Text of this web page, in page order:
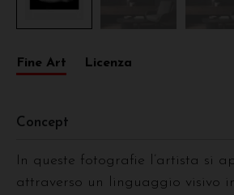
Fine Art Licenza
Concept
In queste fotografie l’artista si
attraverso un linguaggio visivo